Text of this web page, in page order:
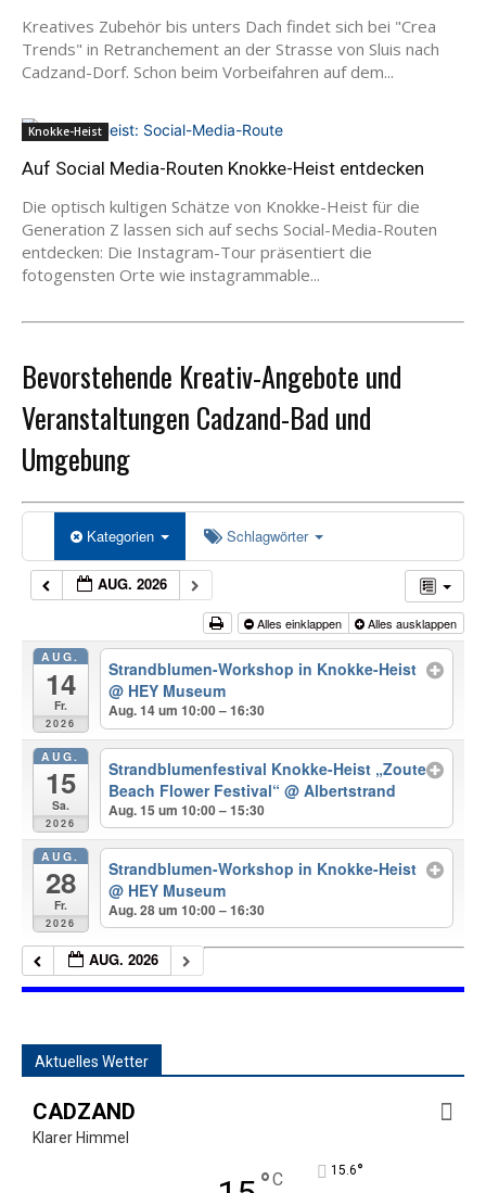
Kreatives Zubehör bis unters Dach findet sich bei "Crea
Trends" in Retranchement an der Strasse von Sluis nach
Cadzand-Dorf. Schon beim Vorbeifahren auf dem...
Knokke-Heist
Auf Social Media-Routen Knokke-Heist entdecken
Die optisch kultigen Schätze von Knokke-Heist für die
Generation Z lassen sich auf sechs Social-Media-Routen
entdecken: Die Instagram-Tour präsentiert die
fotogensten Orte wie instagrammable...
Bevorstehende Kreativ-Angebote und
Veranstaltungen Cadzand-Bad und
Umgebung
Kategorien Schlagwörter
AUG. 2026
Alles einklappen Alles ausklappen
AUG.
14
Fr.
2026
Strandblumen-Workshop in Knokke-Heist
@ HEY Museum
Aug. 14 um 10:00 – 16:30
AUG.
15
Sa.
2026
Strandblumenfestival Knokke-Heist „Zoute
Beach Flower Festival“@ Albertstrand
Aug. 15 um 10:00 – 15:30
AUG.
28
Fr.
2026
Strandblumen-Workshop in Knokke-Heist
@ HEY Museum
Aug. 28 um 10:00 – 16:30
AUG. 2026
Aktuelles Wetter
CADZAND
Klarer Himmel
°C 15.6°